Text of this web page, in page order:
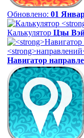
Обновлено: 01
Калькулятор Цзы
Навигатор